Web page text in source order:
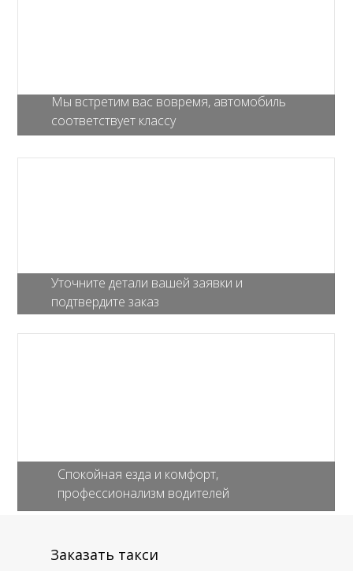
Уточните детали вашей заявки и
подтвердите заказ
Мы встретим вас вовремя, автомобиль
соответствует классу
Спокойная езда и комфорт,
профессионализм водителей
Заказать такси